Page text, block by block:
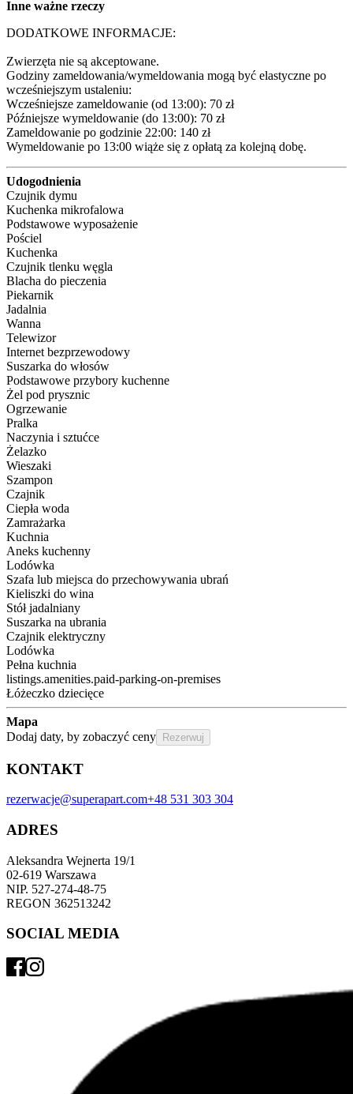
Inne ważne rzeczy
DODATKOWE INFORMACJE:
Zwierzęta nie są akceptowane.
Godziny zameldowania/wymeldowania mogą być elastyczne po
wcześniejszym ustaleniu:
Wcześniejsze zameldowanie (od 13:00): 70 zł
Późniejsze wymeldowanie (do 13:00): 70 zł
Zameldowanie po godzinie 22:00: 140 zł
Wymeldowanie po 13:00 wiąże się z opłatą za kolejną dobę.
Udogodnienia
Czujnik dymu
Kuchenka mikrofalowa
Podstawowe wyposażenie
Pościel
Kuchenka
Czujnik tlenku węgla
Blacha do pieczenia
Piekarnik
Jadalnia
Wanna
Telewizor
Internet bezprzewodowy
Suszarka do włosów
Podstawowe przybory kuchenne
Żel pod prysznic
Ogrzewanie
Pralka
Naczynia i sztućce
Żelazko
Wieszaki
Szampon
Czajnik
Ciepła woda
Zamrażarka
Kuchnia
Aneks kuchenny
Lodówka
Szafa lub miejsca do przechowywania ubrań
Kieliszki do wina
Stół jadalniany
Suszarka na ubrania
Czajnik elektryczny
Lodówka
Pełna kuchnia
listings.amenities.paid-parking-on-premises
Łóżeczko dziecięce
Mapa
Dodaj daty, by zobaczyć ceny
Rezerwuj
KONTAKT
rezerwacje@superapart.com+48 531 303 304
ADRES
Aleksandra Wejnerta 19/1
02-619 Warszawa
NIP. 527-274-48-75
REGON 362513242
SOCIAL MEDIA